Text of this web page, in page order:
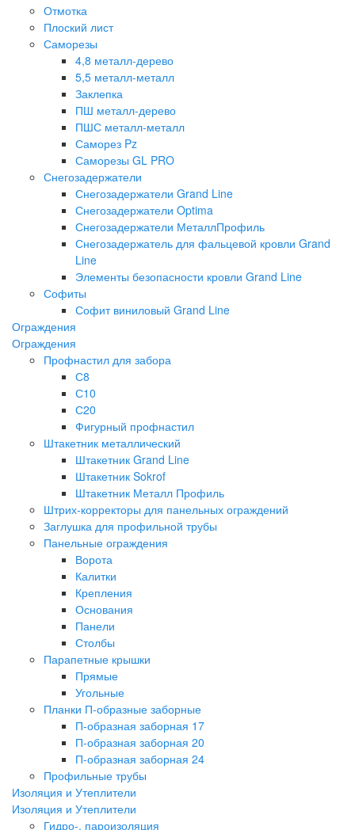
Отмотка
Плоский лист
Саморезы
4,8 металл-дерево
5,5 металл-металл
Заклепка
ПШ металл-дерево
ПШС металл-металл
Саморез Pz
Саморезы GL PRO
Снегозадержатели
Снегозадержатели Grand Line
Снегозадержатели Optima
Снегозадержатели МеталлПрофиль
Снегозадержатель для фальцевой кровли Grand
Line
Элементы безопасности кровли Grand Line
Софиты
Софит виниловый Grand Line
Ограждения
Ограждения
Профнастил для забора
С8
С10
С20
Фигурный профнастил
Штакетник металлический
Штакетник Grand Line
Штакетник Sokrof
Штакетник Металл Профиль
Штрих-корректоры для панельных ограждений
Заглушка для профильной трубы
Панельные ограждения
Ворота
Калитки
Крепления
Основания
Панели
Столбы
Парапетные крышки
Прямые
Угольные
Планки П-образные заборные
П-образная заборная 17
П-образная заборная 20
П-образная заборная 24
Профильные трубы
Изоляция и Утеплители
Изоляция и Утеплители
Гидро-, пароизоляция